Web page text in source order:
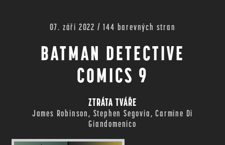
07. září 2022 / 144 barevných stran
BATMAN DETECTIVE
COMICS 9
ZTRÁTA TVÁŘE
James Robinson, Stephen Segovia, Carmine Di
Giandomenico